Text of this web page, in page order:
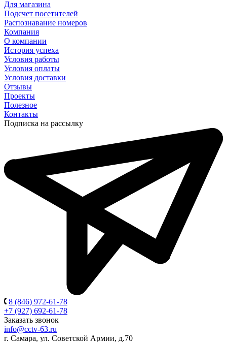
Для магазина
Подсчет посетителей
Распознавание номеров
Компания
О компании
История успеха
Условия работы
Условия оплаты
Условия доставки
Отзывы
Проекты
Полезное
Контакты
Подписка на рассылку
8 (846) 972-61-78
+7 (927) 692-61-78
Заказать звонок
info@cctv-63.ru
г. Самара, ул. Советской Армии, д.70